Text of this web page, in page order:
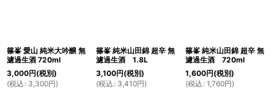
篠峯 愛山 純米大吟醸 無
濾過生酒 720ml
3,000円(税別)
(税込 : 3,300円)
篠峯 純米山田錦 超辛 無
濾過生酒 1.8L
3,100円(税別)
(税込 : 3,410円)
篠峯 純米山田錦 超辛 無
濾過生酒 720ml
1,600円(税別)
(税込 : 1,760円)